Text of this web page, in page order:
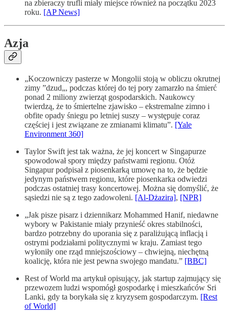
na zbieraczy trufli miały miejsce również na początku 2023
roku. [AP News]
Azja
„Koczowniczy pasterze w Mongolii stoją w obliczu okrutnej
zimy ”dzud„, podczas której do tej pory zamarzło na śmierć
ponad 2 miliony zwierząt gospodarskich. Naukowcy
twierdzą, że to śmiertelne zjawisko – ekstremalne zimno i
obfite opady śniegu po letniej suszy – występuje coraz
częściej i jest związane ze zmianami klimatu”. [Yale
Environment 360]
Taylor Swift jest tak ważna, że jej koncert w Singapurze
spowodował spory między państwami regionu. Otóż
Singapur podpisał z piosenkarką umowę na to, że będzie
jedynym państwem regionu, które piosenkarka odwiedzi
podczas ostatniej trasy koncertowej. Można się domyślić, że
sąsiedzi nie są z tego zadowoleni. [Al-Dżazira], [NPR]
„Jak pisze pisarz i dziennikarz Mohammed Hanif, niedawne
wybory w Pakistanie miały przynieść okres stabilności,
bardzo potrzebny do uporania się z paraliżującą inflacją i
ostrymi podziałami politycznymi w kraju. Zamiast tego
wyłoniły one rząd mniejszościowy – chwiejną, niechętną
koalicję, która nie jest pewna swojego mandatu.” [BBC]
Rest of World ma artykuł opisujący, jak startup zajmujący się
przewozem ludzi wspomógł gospodarkę i mieszkańców Sri
Lanki, gdy ta borykała się z kryzysem gospodarczym. [Rest
of World]